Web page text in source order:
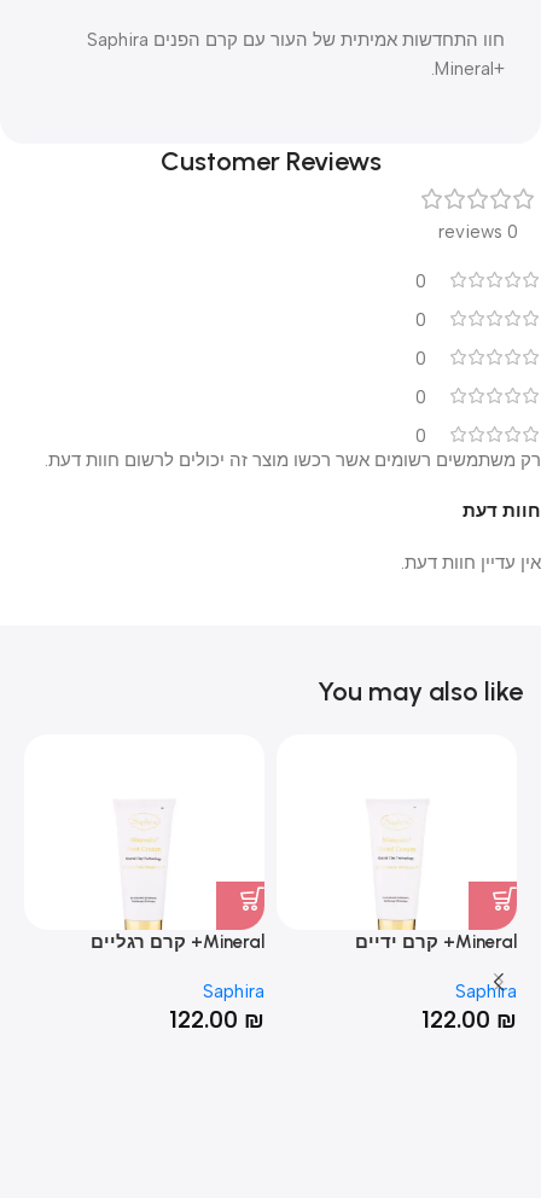
חוו התחדשות אמיתית של העור עם קרם הפנים Saphira
Mineral+‎.
Customer Reviews
0 reviews
0
0
0
0
0
חוות דעת
אין עדיין חוות דעת.
רק משתמשים רשומים אשר רכשו מוצר זה יכולים לרשום חוות דעת.
You may also like
Mineral+ קרם ידיים
Saphira
122.00 ₪
Mineral+ קרם רגליים
Saphira
122.00 ₪